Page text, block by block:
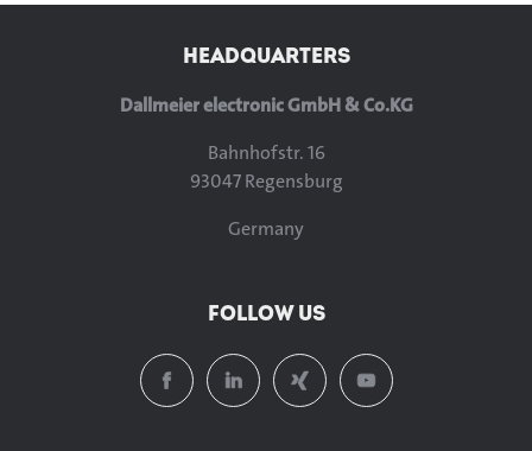
HEADQUARTERS
Dallmeier electronic GmbH & Co.KG
Bahnhofstr. 16
93047 Regensburg
Germany
FOLLOW US